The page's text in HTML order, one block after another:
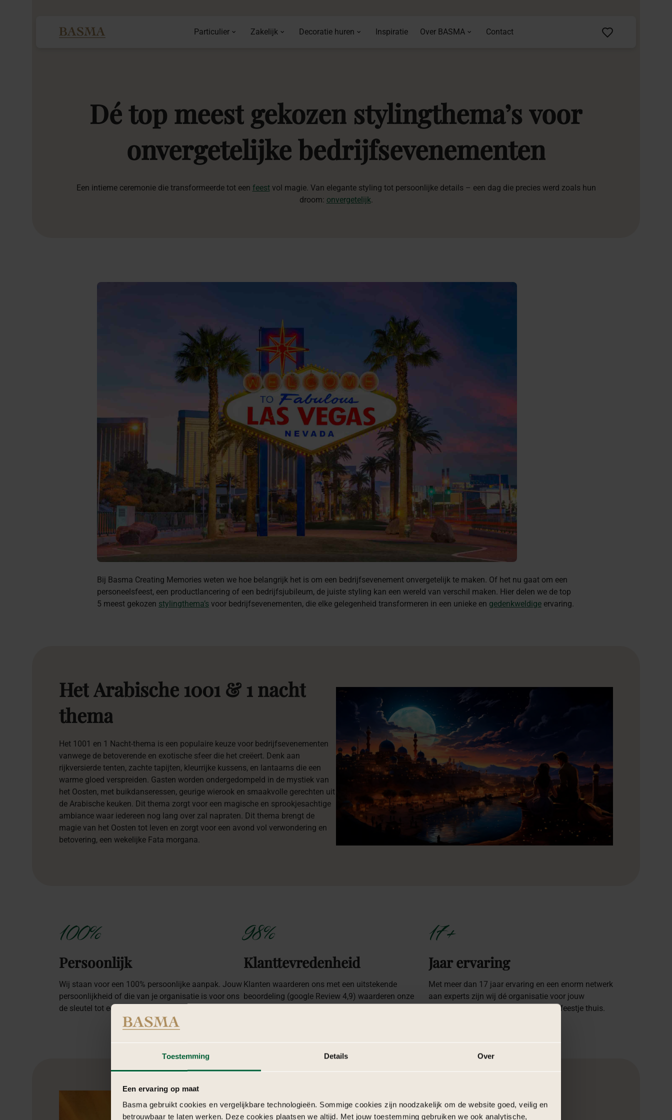
Toestemming Details Over
Een ervaring op maat
Basma gebruikt cookies en vergelijkbare technologieën. Sommige cookies zijn noodzakelijk om de website goed, veilig en
betrouwbaar te laten werken. Deze cookies plaatsen we altijd. Met jouw toestemming gebruiken we ook analytische,
Particulier Zakelijk Decoratie huren Inspiratie Over BASMA Contact
Détop meest gekozen stylingthema’s voor
onvergetelijkebedrijfsevenementen
Een intieme ceremonie die transformeerde tot een feestvol magie. Van elegante styling tot persoonlijke details – een dag die precies werd zoals hun
droom: onvergetelijk.
Bij Basma Creating Memories weten we hoe belangrijk het is om een bedrijfsevenement onvergetelijk te maken. Of het nu gaat om een
personeelsfeest, een productlancering of een bedrijfsjubileum, de juiste styling kan een wereld van verschil maken. Hier delen we de top
5 meest gekozen stylingthema’s voor bedrijfsevenementen, die elke gelegenheid transformeren in een unieke en gedenkweldige ervaring.
HetArabische 1001 & 1nacht
thema
Het 1001 en 1 Nacht-thema is een populaire keuze voor bedrijfsevenementen
vanwege de betoverende en exotische sfeer die het creëert. Denk aan
rijkversierde tenten, zachte tapijten, kleurrijke kussens, en lantaarns die een
warme gloed verspreiden. Gasten worden ondergedompeld in de mystiek van
het Oosten, met buikdanseressen, geurige wierook en smaakvolle gerechten uit
de Arabische keuken. Dit thema zorgt voor een magische en sprookjesachtige
ambiance waar iedereen nog lang over zal napraten. Dit thema brengt de
magie van het Oosten tot leven en zorgt voor een avond vol verwondering en
betovering, een wekelijke Fata morgana.
100%
Persoonlijk
Wij staan voor een 100% persoonlijke aanpak. Jouw
persoonlijkheid of die van je organisatie is voor ons
de sleutel tot een onvergetelijke ervaring.
98%
Klanttevredenheid
Klanten waarderen ons met een uitstekende
beoordeling (google Review 4,9) waarderen onze
17+
Jaar ervaring
Met meer dan 17 jaar ervaring en een enorm netwerk
aan experts zijn wij dé organisatie voor jouw
bruiloft, bedrijfs-evenement of intiem feestje thuis.